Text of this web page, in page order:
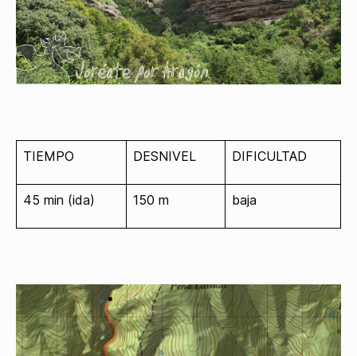
TIEMPO DESNIVEL DIFICULTAD
45 min (ida) 150 m baja